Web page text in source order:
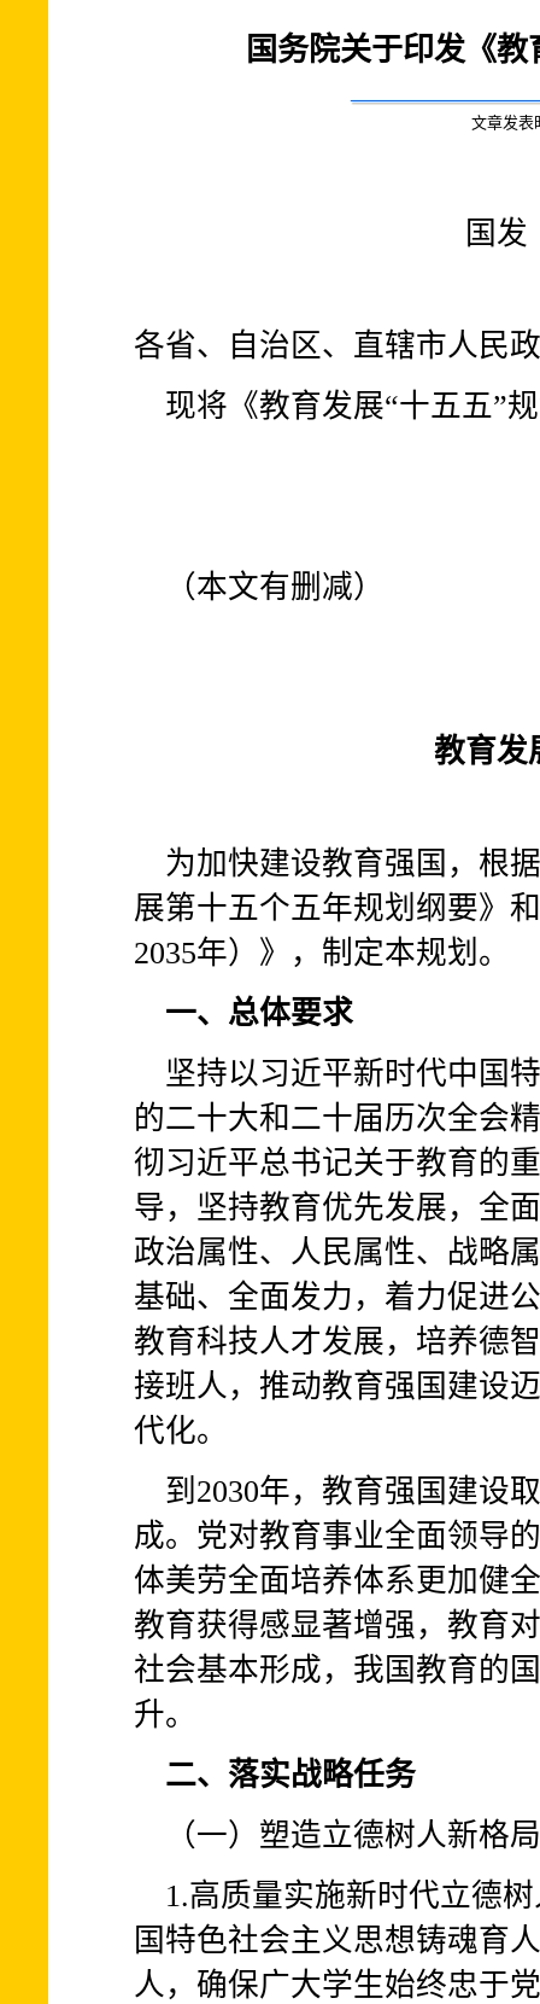
国务院关于印发《
文章发表
国发
各省、自治区、直辖市人民
现将《教育发展“十五五”
（本文有删减）
教育发
为加快建设教育强国，根
展第十五个五年规划纲要》
2035年）》，制定本规划。
一、总体要求
坚持以习近平新时代中国
的二十大和二十届历次全会
彻习近平总书记关于教育的
导，坚持教育优先发展，全
政治属性、人民属性、战略
基础、全面发力，着力促进
教育科技人才发展，培养德
接班人，推动教育强国建设
代化。
到2030年，教育强国建设
成。党对教育事业全面领导
体美劳全面培养体系更加健
教育获得感显著增强，教育
社会基本形成，我国教育的
升。
二、落实战略任务
（一）塑造立德树人新格局
1.高质量实施新时代立德
国特色社会主义思想铸魂育
人，确保广大学生始终忠于